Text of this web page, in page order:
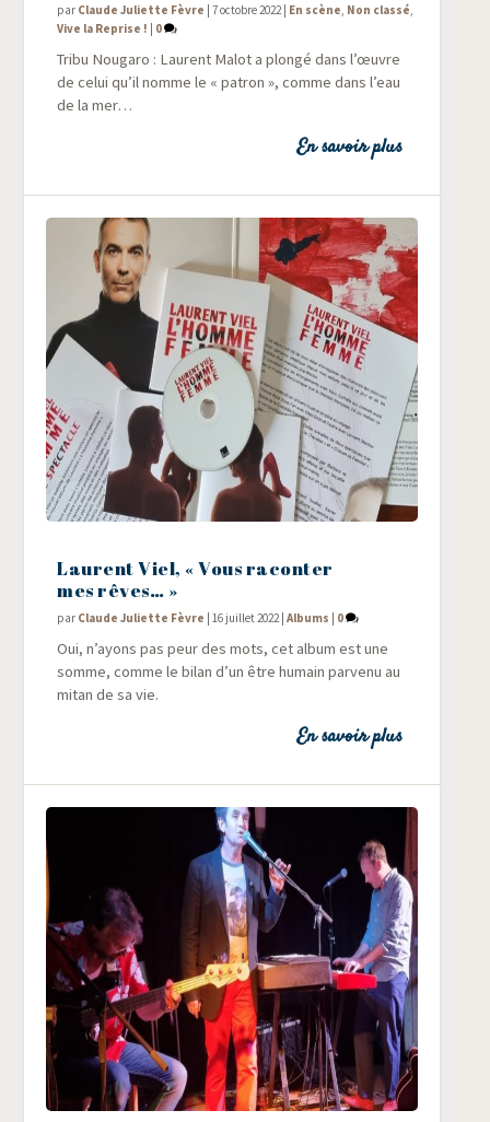
par Claude Juliette Fèvre |7 octobre 2022 | En scène Non classé
Vive la Reprise ! | 0
Tri­bu Nou­ga­ro : Laurent Malot a plon­gé dans l’œuvre
de celui qu’il nomme le « patron », comme dans l’eau
de la mer…
En savoir plus
Laurent Viel, « Vous raconter
mes rêves… »
par Claude Juliette Fèvre |16 juillet 2022|Albums 0
Oui, n’ayons pas peur des mots, cet album est une
somme, comme le bilan d’un être humain par­ve­nu au
mitan de sa vie.
En savoir plus